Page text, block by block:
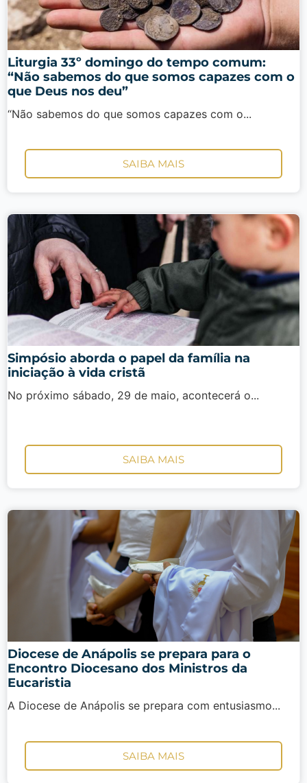
Liturgia 33º domingo do tempo comum:
“Não sabemos do que somos capazes com o
que Deus nos deu”
“Não sabemos do que somos capazes com o...
SAIBA MAIS
Simpósio aborda o papel da família na
iniciação à vida cristã
No próximo sábado, 29 de maio, acontecerá o...
SAIBA MAIS
Diocese de Anápolis se prepara para o
Encontro Diocesano dos Ministros da
Eucaristia
A Diocese de Anápolis se prepara com entusiasmo...
SAIBA MAIS